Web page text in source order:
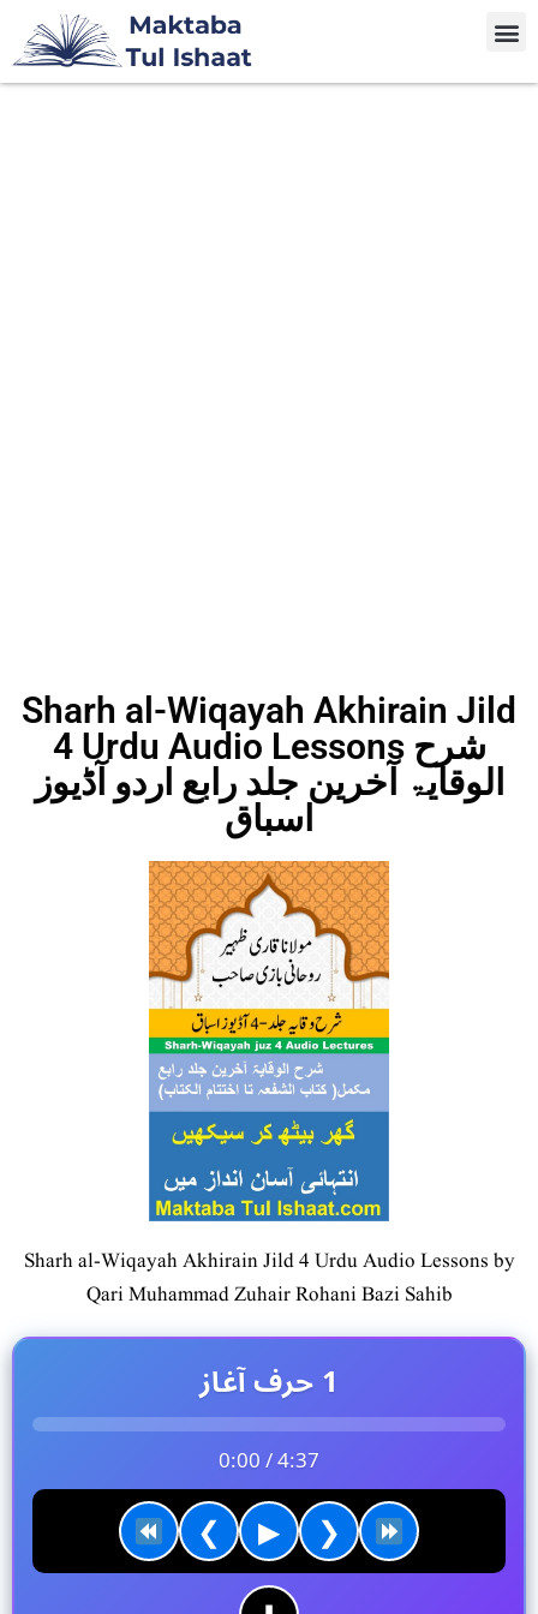
Sharh al-Wiqayah Akhirain Jild
4 Urdu Audio Lessons شرح
الوقایۃ آخرین جلد رابع اردو آڈیوز
اسباق
Sharh al-Wiqayah Akhirain Jild 4 Urdu Audio Lessons by
Qari Muhammad Zuhair Rohani Bazi Sahib
1 حرف آغاز
0:00 / 4:37
❮ ▶ ❯